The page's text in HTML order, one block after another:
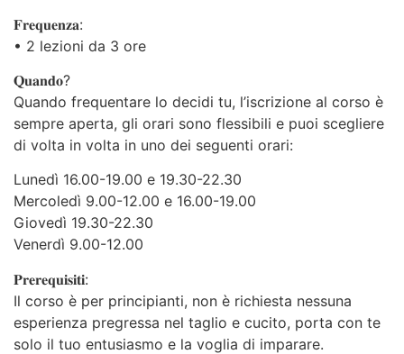
𝐅𝐫𝐞𝐪𝐮𝐞𝐧𝐳𝐚:
• 2 lezioni da 3 ore
𝐐𝐮𝐚𝐧𝐝𝐨?
Quando frequentare lo decidi tu, l’iscrizione al corso è
sempre aperta, gli orari sono flessibili e puoi scegliere
di volta in volta in uno dei seguenti orari:
Lunedì 16.00-19.00 e 19.30-22.30
Mercoledì 9.00-12.00 e 16.00-19.00
Giovedì 19.30-22.30
Venerdì 9.00-12.00
𝐏𝐫𝐞𝐫𝐞𝐪𝐮𝐢𝐬𝐢𝐭𝐢:
Il corso è per principianti, non è richiesta nessuna
esperienza pregressa nel taglio e cucito, porta con te
solo il tuo entusiasmo e la voglia di imparare.